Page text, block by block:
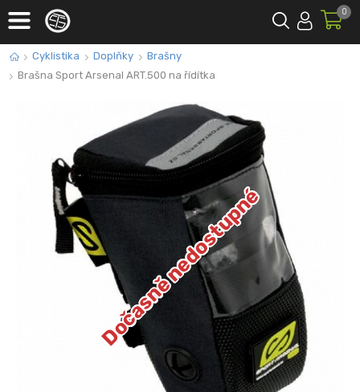
0
Cyklistika Doplňky
Brašny
Brašna Sport Arsenal ART.500 na řídítka
Dočasně nedostupné